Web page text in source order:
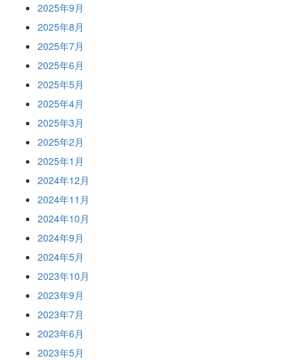
2025年9月
2025年8月
2025年7月
2025年6月
2025年5月
2025年4月
2025年3月
2025年2月
2025年1月
2024年12月
2024年11月
2024年10月
2024年9月
2024年5月
2023年10月
2023年9月
2023年7月
2023年6月
2023年5月